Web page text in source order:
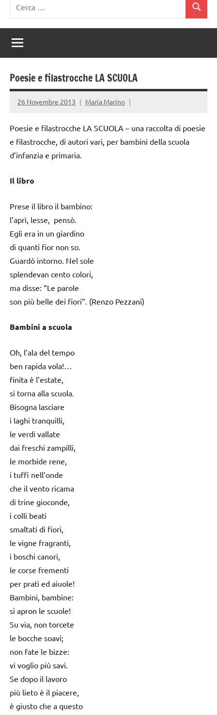
per:
Cerca
Poesie e filastrocche LA SCUOLA
26 Novembre 2013 Maria Marino
Poesie e filastrocche LA SCUOLA – una raccolta di poesie
e filastrocche, di autori vari, per bambini della scuola
d’infanzia e primaria.
Il libro
Prese il libro il bambino:
l’aprì, lesse, pensò.
Egli era in un giardino
di quanti fior non so.
Guardò intorno. Nel sole
splendevan cento colori,
ma disse: “Le parole
son più belle dei fiori”. (Renzo Pezzani)
Bambini a scuola
Oh, l’ala del tempo
ben rapida vola!…
finita è l’estate,
si torna alla scuola.
Bisogna lasciare
i laghi tranquilli,
le verdi vallate
dai freschi zampilli,
le morbide rene,
i tuffi nell’onde
che il vento ricama
di trine gioconde,
i colli beati
smaltati di fiori,
le vigne fragranti,
i boschi canori,
le corse frementi
per prati ed aiuole!
Bambini, bambine:
si apron le scuole!
Su via, non torcete
le bocche soavi;
non fate le bizze:
vi voglio più savi.
Se dopo il lavoro
più lieto è il piacere,
è giusto che a questo